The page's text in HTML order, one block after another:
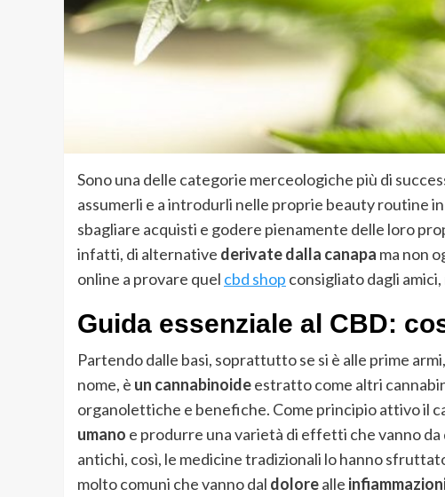
Sono una delle categorie merceologiche più di
assumerli e a introdurli nelle proprie beauty routine
sbagliare acquisti e godere pienamente delle loro
infatti, di alternative derivate dalla canapa ma non
online a provare quel cbd shop consigliato dagli
Guida essenziale al CBD:
Partendo dalle basi, soprattutto se si è alle prime
nome, è un cannabinoideestratto come altri
organolettiche e benefiche. Come principio attivo il
umano e produrre una varietà di effetti che vanno
antichi, così, le medicine tradizionali lo hanno
molto comuni che vanno dal dolorealle